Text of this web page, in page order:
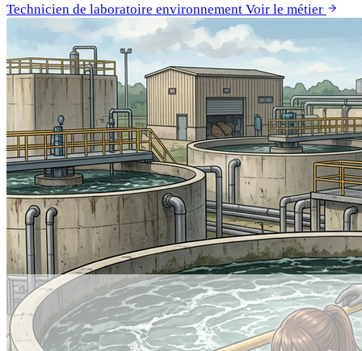
Technicien de laboratoire environnement Voir le métier